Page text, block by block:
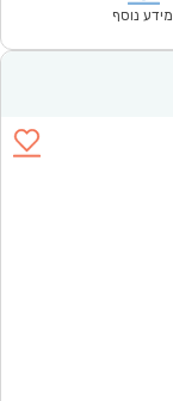
מידע נוסף